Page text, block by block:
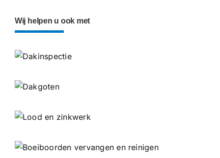
Wij helpen u ook met